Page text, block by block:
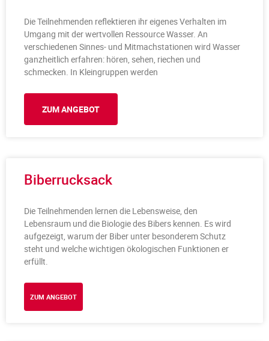
Die Teilnehmenden reflektieren ihr eigenes Verhalten im
Umgang mit der wertvollen Ressource Wasser. An
verschiedenen Sinnes- und Mitmachstationen wird Wasser
ganzheitlich erfahren: hören, sehen, riechen und
schmecken. In Kleingruppen werden
ZUM ANGEBOT
Biberrucksack
Die Teilnehmenden lernen die Lebensweise, den
Lebensraum und die Biologie des Bibers kennen. Es wird
aufgezeigt, warum der Biber unter besonderem Schutz
steht und welche wichtigen ökologischen Funktionen er
erfüllt.
ZUM ANGEBOT